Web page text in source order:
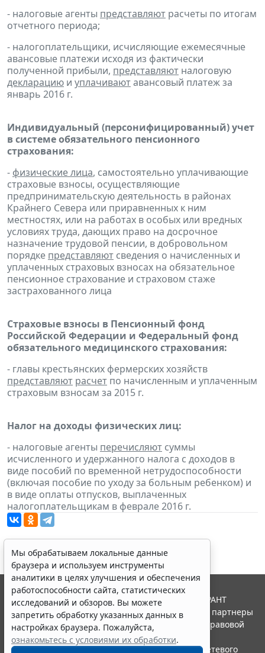
- налоговые агенты представляют расчеты по итогам
отчетного периода;
- налогоплательщики, исчисляющие ежемесячные
авансовые платежи исходя из фактически
полученной прибыли, представляют налоговую
декларацию и уплачиваютавансовый платеж за
январь 2016 г.
Индивидуальный (персонифицированный) учет
в системе обязательного пенсионного
страхования:
- физические лица, самостоятельно уплачивающие
страховые взносы, осуществляющие
предпринимательскую деятельность в районах
Крайнего Севера или приравненных к ним
местностях, или на работах в особых или вредных
условиях труда, дающих право на досрочное
назначение трудовой пенсии, в добровольном
порядке представляют сведения о начисленных и
уплаченных страховых взносах на обязательное
пенсионное страхование и страховом стаже
застрахованного лица
Страховые взносы в Пенсионный фонд
Российской Федерации и Федеральный фонд
обязательного медицинского страхования:
- главы крестьянских фермерских хозяйств
представляют расчет по начисленным и уплаченным
страховым взносам за 2015 г.
Налог на доходы физических лиц:
- налоговые агенты перечисляют суммы
исчисленного и удержанного налога с доходов в
виде пособий по временной нетрудоспособности
(включая пособие по уходу за больным ребенком) и
в виде оплаты отпусков, выплаченных
налогоплательщикам в феврале 2016 г.
Мы обрабатываем локальные данные
браузера и используем инструменты
аналитики в целях улучшения и обеспечения
работоспособности сайта, статистических
исследований и обзоров. Вы можете
запретить обработку указанных данных в
настройках браузера. Пожалуйста,
ознакомьтесь с условиями их обработки.
© ООО "НПП "ГАРАНТ-СЕРВИС", 2026. Система ГАРАНТ
выпускается с 1990 года. Компания "Гарант" и ее партнеры
являются участниками Российской ассоциации правовой
информации ГАРАНТ.
Портал ГАРАНТ.РУ зарегистрирован в качестве сетевого